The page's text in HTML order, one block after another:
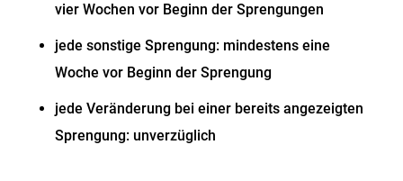
vier Wochen vor Beginn der Sprengungen
jede sonstige Sprengung: mindestens eine
Woche vor Beginn der Sprengung
jede Veränderung bei einer bereits angezeigten
Sprengung: unverzüglich